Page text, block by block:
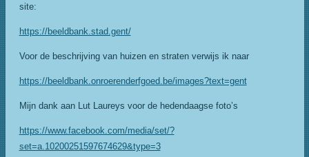
site:
https://beeldbank.stad.gent/
Voor de beschrijving van huizen en straten verwijs ik naar
https://beeldbank.onroerenderfgoed.be/images?text=gent
Mijn dank aan Lut Laureys voor de hedendaagse foto’s
https://www.facebook.com/media/set/?
set=a.10200251597674629&type=3